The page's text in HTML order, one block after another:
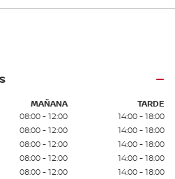
MAÑANA
TARDE
08:00 - 12:00
14:00 - 18:00
08:00 - 12:00
14:00 - 18:00
08:00 - 12:00
14:00 - 18:00
08:00 - 12:00
14:00 - 18:00
08:00 - 12:00
14:00 - 18:00